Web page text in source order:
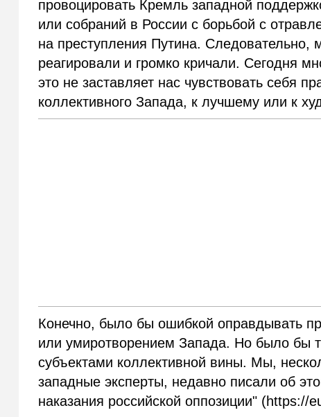
провоцировать Кремль западной
или собраний в России с борьбой с
на преступления Путина.
реагировали и громко кричали. Сегодня
это не заставляет нас чувствовать себя
коллективного Запада, к лучшему или к
Конечно, было бы ошибкой оправдывать
или умиротворением Запада. Но было бы
субъектами коллективной вины. Мы,
западные эксперты, недавно писали об
наказания российской оппозиции" (https://